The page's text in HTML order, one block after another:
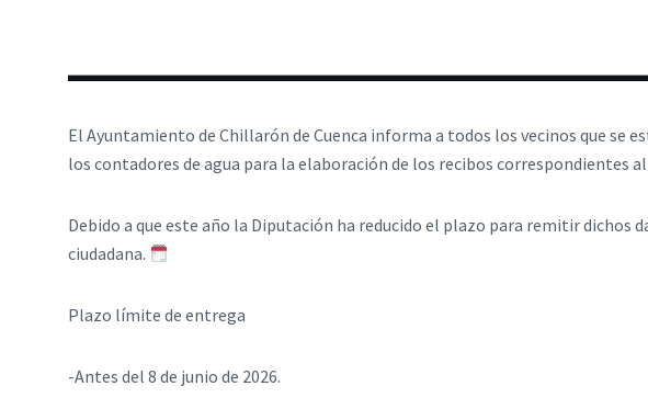
El Ayuntamiento de Chillarón de Cuenca informa a todos los vecinos que se
los contadores de agua para la elaboración de los recibos correspondientes al
Debido a que este año la Diputación ha reducido el plazo para remitir dichos
ciudadana. ​
Plazo límite de entrega
-​Antes del 8 de junio de 2026.